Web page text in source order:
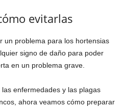
evitarlas
un problema para los hortensias
signo de daño para poder
en un problema grave.
enfermedades y las plagas
ahora veamos cómo preparar